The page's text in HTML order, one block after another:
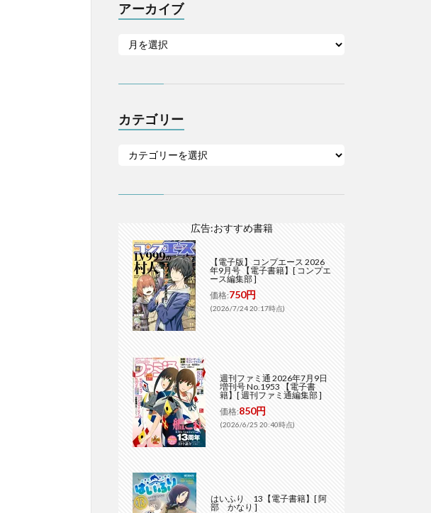
アーカイブ
カテゴリー
広告:おすすめ書籍
【電子版】コンプエース 2026
年9月号 【電子書籍】[ コンプエ
ース編集部 ]
価格:750円
(2026/7/24 20:17時点)
週刊ファミ通 2026年7月9日
増刊号 No.1953 【電子書
籍】[ 週刊ファミ通編集部 ]
価格:850円
(2026/6/25 20:40時点)
はいふり 13【電子書籍】[ 阿
部 かなり ]